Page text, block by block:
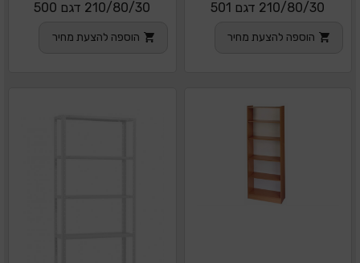
210/80/30 דגם 501
הוספה להצעת מחיר
210/80/30 דגם 500
הוספה להצעת מחיר